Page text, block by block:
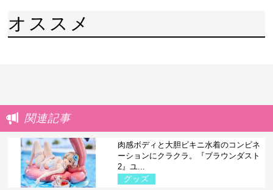
オススメ
関連記事
肉感ボディと大胆ビキニ水着のコンビネ
ーションにクラクラ。『ブラウンダスト
2』ユ...
グッズ